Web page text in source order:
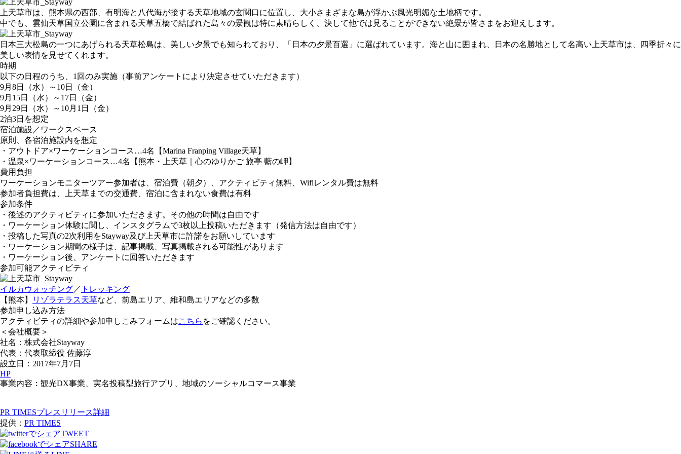
上天草市は、熊本県の西部、有明海と八代海が接する天草地域の玄関口に位置し、大小さまざまな島が浮かぶ風光明媚な土地柄です。
中でも、雲仙天草国立公園に含まれる天草五橋で結ばれた島々の景観は特に素晴らしく、決して他では見ることができない絶景が皆さまをお迎えします。
日本三大松島の一つにあげられる天草松島は、美しい夕景でも知られており、「日本の夕景百選」に選ばれています。海と山に囲まれ、日本の名勝地として名高い上天草市は、四季折々に
美しい表情を見せてくれます。
時期
以下の日程のうち、1回のみ実施（事前アンケートにより決定させていただきます）
9月8日（水）～10日（金）
9月15日（水）～17日（金）
9月29日（水）～10月1日（金）
2泊3日を想定
宿泊施設／ワークスペース
原則、各宿泊施設内を想定
・アウトドア×ワーケーションコース…4名【Marina Franping Village天草】
・温泉×ワーケーションコース…4名【熊本・上天草｜心のゆりかご 旅亭 藍の岬】
費用負担
ワーケーションモニターツアー参加者は、宿泊費（朝夕）、アクティビティ無料、Wifiレンタル費は無料
参加者負担費は、上天草までの交通費、宿泊に含まれない食費は有料
参加条件
・後述のアクティビティに参加いただきます。その他の時間は自由です
・ワーケーション体験に関し、インスタグラムで3枚以上投稿いただきます（発信方法は自由です）
・投稿した写真の2次利用をStayway及び上天草市に許諾をお願いしています
・ワーケーション期間の様子は、記事掲載、写真掲載される可能性があります
・ワーケーション後、アンケートに回答いただきます
参加可能アクティビティ
イルカウォッチング／ トレッキング
【熊本】
リゾラテラス天草など、前島エリア、維和島エリアなどの多数
参加申し込み方法
アクティビティの詳細や参加申しこみフォームはこちら をご確認ください。
＜会社概要＞
社名：株式会社Stayway
代表：代表取締役 佐藤淳
設立日：2017年7月7日
HP
事業内容：観光DX事業、実名投稿型旅行アプリ、地域のソーシャルコマース事業
PR TIMESプレスリリース詳細
提供： PR TIMES
TWEET
SHARE